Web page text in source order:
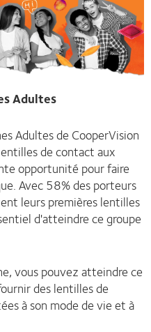
Adultes
Adultes de CooperVision
de contact aux
opportunité pour faire
Avec 58% des porteurs
leurs premières lentilles
d'atteindre ce groupe
vous pouvez atteindre ce
des lentilles de
à son mode de vie et à